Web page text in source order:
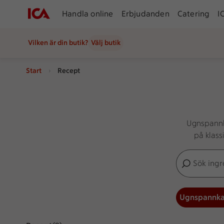
Handla online Erbjudanden Catering
Vilken är din butik? Välj butik
Start Recept
på
Sök
Inga förslag